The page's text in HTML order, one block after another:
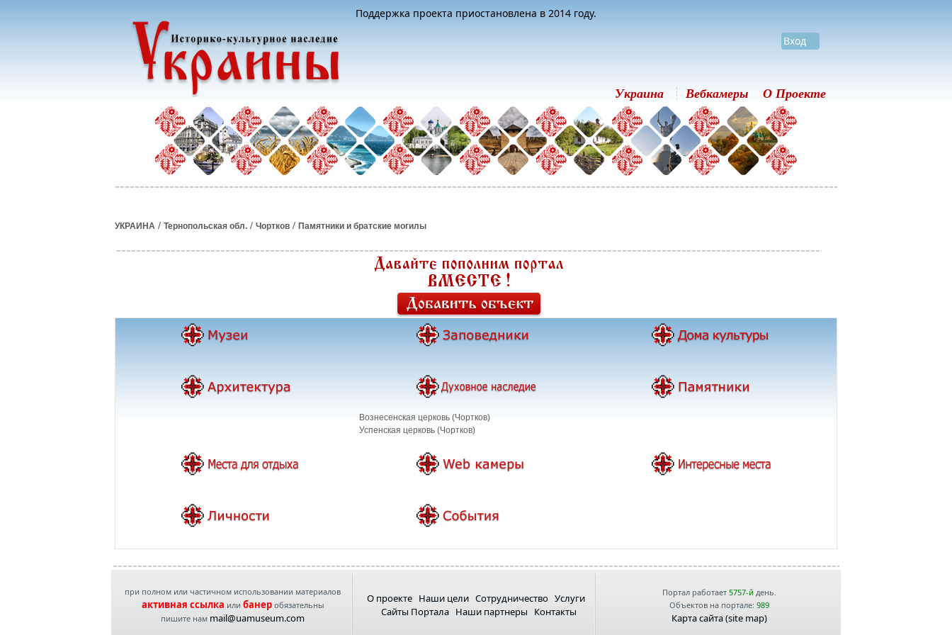
Поддержка проекта приостановлена в 2014 году.
Вход
Украина Вебкамеры О Проекте
УКРАИНА / Тернопольская обл. / Чортков / Памятники и братские могилы
Вознесенская церковь (Чортков)
Успенская церковь (Чортков)
при полном или частичном использовании материалов
активная ссылка или банеробязательны
пишите нам mail@uamuseum.com
О проекте Наши цели Сотрудничество Услуги
Сайты Портала Наши партнеры Контакты
Портал работает 5757-йдень.
Объектов на портале: 989
Карта сайта (site map)